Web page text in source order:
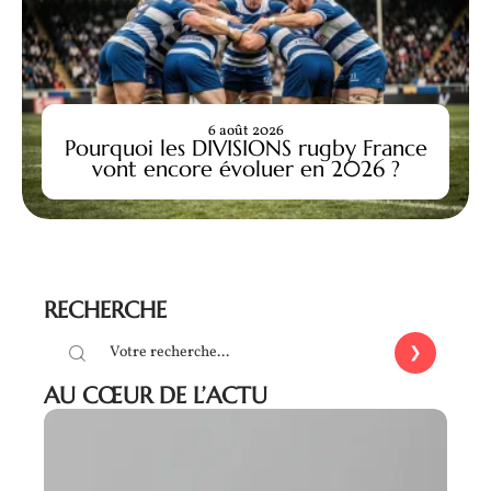
Pourquoi les DIVISIONS rugby France
vont encore évoluer en 2026 ?
6 août 2026
RECHERCHE
AU CŒUR DE L’ACTU